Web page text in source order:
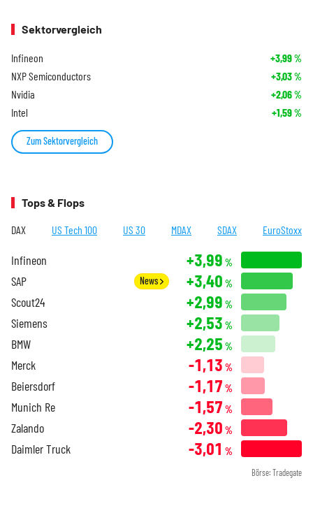
Sektorvergleich
Infineon +3,99%
NXP Semiconductors +3,03%
Nvidia +2,06%
Intel +1,59%
Zum Sektorvergleich
Tops & Flops
DAX US Tech 100 US 30 MDAX SDAX EuroStoxx
Infineon +3,99 %
SAP News +3,40 %
Scout24 +2,99 %
Siemens +2,53 %
BMW +2,25 %
Merck -1,13 %
Beiersdorf -1,17 %
Munich Re -1,57 %
Zalando -2,30 %
Daimler Truck -3,01 %
Börse: Tradegate